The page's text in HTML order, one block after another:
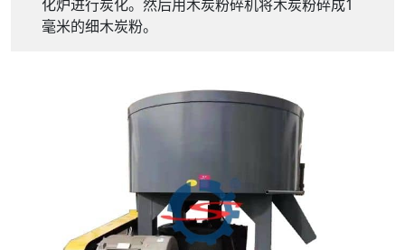
化炉进行炭化。然后用木炭粉碎机将木炭粉碎成1
毫米的细木炭粉。